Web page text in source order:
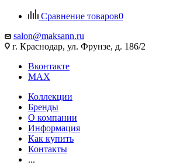
Сравнение товаров0
salon@maksann.ru
г. Краснодар, ул. Фрунзе, д. 186/2
Вконтакте
MAX
Коллекции
Бренды
О компании
Информация
Как купить
Контакты
...